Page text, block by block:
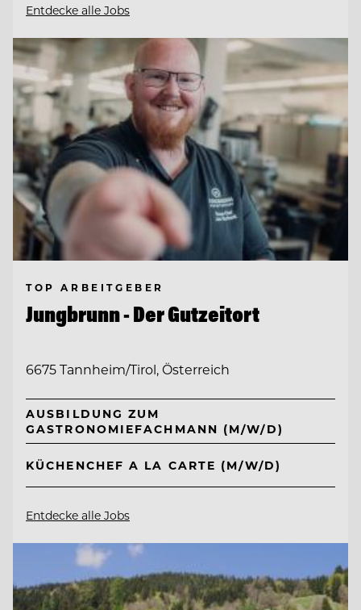
Entdecke alle Jobs
TOP ARBEITGEBER
Jungbrunn - Der Gutzeitort
6675 Tannheim/Tirol, Österreich
AUSBILDUNG ZUM
GASTRONOMIEFACHMANN (M/W/D)
KÜCHENCHEF A LA CARTE (M/W/D)
Entdecke alle Jobs